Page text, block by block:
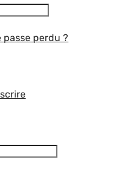
passe perdu ?